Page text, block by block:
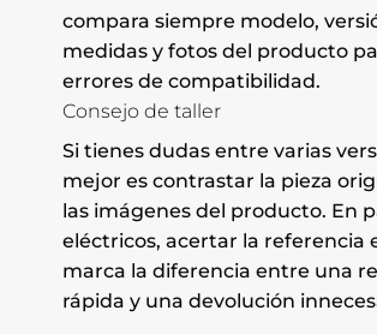
compara siempre modelo,
medidas y fotos del producto
errores de compatibilidad.
Consejo de taller
Si tienes dudas entre varias
mejor es contrastar la pieza
las imágenes del producto. En
eléctricos, acertar la referencia
marca la diferencia entre una
rápida y una devolución